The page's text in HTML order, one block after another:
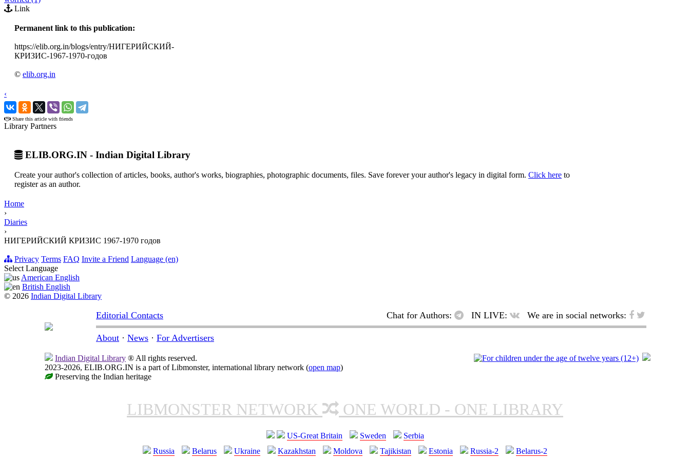
Link
Permanent link to this publication:
https://elib.org.in/blogs/entry/НИГЕРИЙСКИЙ-
КРИЗИС-1967-1970-годов
© elib.org.in
‹
›
Share this article with friends
Library Partners
ELIB.ORG.IN - Indian Digital Library
Create your author's collection of articles, books, author's works, biographies, photographic documents, files. Save forever your author's legacy in digital form. Click here to
register as an author.
Home
›
Diaries
›
НИГЕРИЙСКИЙ КРИЗИС 1967-1970 годов
Privacy Terms FAQ Invite a Friend Language (en)
Select Language
American English
British English
© 2026 Indian Digital Library
Editorial Contacts Chat for Authors: IN LIVE: We are in social networks:
About · News · For Advertisers
Indian Digital Library ® All rights reserved.
2023-2026, ELIB.ORG.IN is a part of Libmonster, international library network (open map)
Preserving the Indian heritage
LIBMONSTER NETWORK ONE WORLD - ONE LIBRARY
US-Great Britain Sweden
Serbia
Russia
Belarus Ukraine Kazakhstan Moldova Tajikistan Estonia Russia-2 Belarus-2